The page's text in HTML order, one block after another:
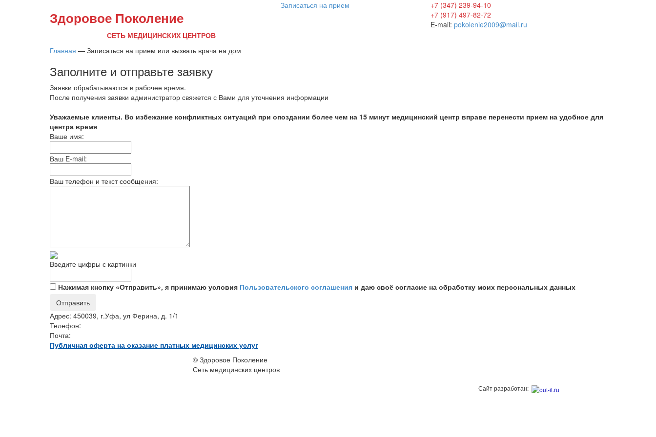
Здоровое Поколение
СЕТЬ МЕДИЦИНСКИХ ЦЕНТРОВ
Записаться на прием
+7 (347) 239-94-10
+7 (917) 497-82-72
E-mail: pokolenie2009@mail.ru
Главная — Записаться на прием или вызвать врача на дом
Заполните и отправьте заявку
Заявки обрабатываются в рабочее время.
После получения заявки администратор свяжется с Вами для уточнения информации
Уважаемые клиенты. Во избежание конфликтных ситуаций при опоздании более чем на 15 минут медицинский центр вправе перенести прием на удобное для
центра время
Ваше имя:
Ваш E-mail:
Ваш телефон и текст сообщения:
Введите цифры с картинки
Нажимая кнопку «Отправить», я принимаю условия Пользовательского соглашения и даю своё согласие на обработку моих персональных данных
Адрес: 450039, г.Уфа, ул Ферина, д. 1/1
Телефон:
Почта:
Публичная оферта на оказание платных медицинских услуг
© Здоровое Поколение
Сеть медицинских центров
Сайт разработан: